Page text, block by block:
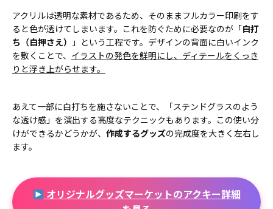
アクリルは透明な素材であるため、そのままフルカラー印刷をす
ると色が透けてしまいます。これを防ぐために必要なのが「白打
ち（白押さえ）
」という工程です。デザインの背面に白いインク
を敷くことで、 イラストの発色を鮮明にし、ディテールをくっき
りと浮き上がらせます。
あえて一部に白打ちを施さないことで、「ステンドグラスのよう
な透け感」を演出する高度なテクニックもあります。この使い分
けができるかどうかが、 作成するグッズの完成度を大きく左右し
ます。
オリジナルグッズマーケットのアクキー詳細